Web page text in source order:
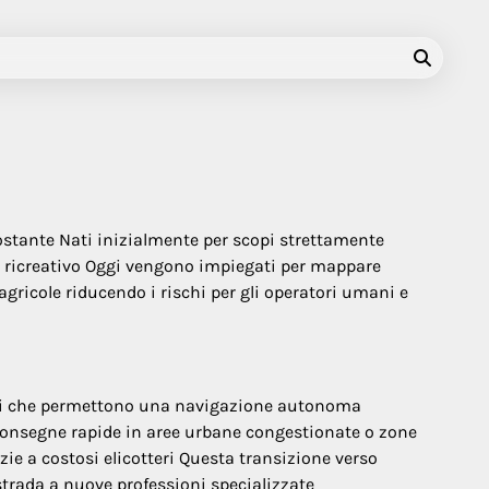
Nati inizialmente per scopi strettamente
Oggi vengono impiegati per mappare
riducendo i rischi per gli operatori umani e
permettono una navigazione autonoma
rapide in aree urbane congestionate o zone
a costosi elicotteri Questa transizione verso
a nuove professioni specializzate